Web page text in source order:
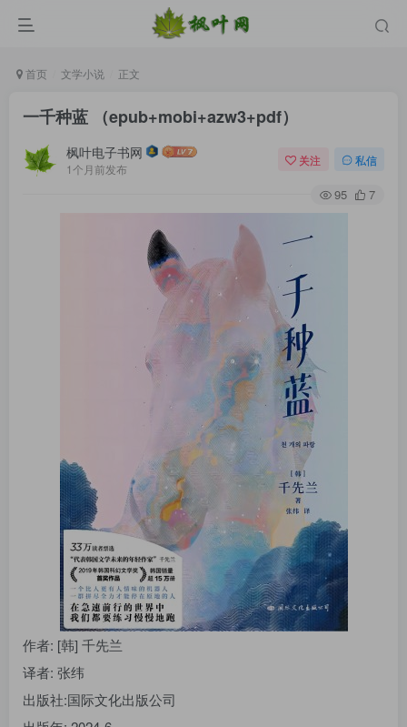
首页 文学小说 正文
一千种蓝 （epub+mobi+azw3+pdf）
枫叶电子书网
1个月前发布
关注 私信
95 7
作者: [韩] 千先兰
译者: 张纬
出版社:国际文化出版公司
没有账号？立即注册
用户名/手机号/邮箱
找回密码 | 免密登录
社交账号登录